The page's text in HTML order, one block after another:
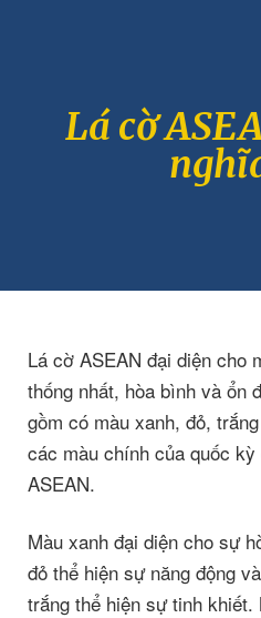
Lá cờ
Lá cờ ASEAN đại diện cho
thống nhất, hòa bình và ổn
gồm có màu xanh, đỏ,
các màu chính của quốc
ASEAN.
Màu xanh đại diện cho sự
đỏ thể hiện sự năng động
trắng thể hiện sự tinh